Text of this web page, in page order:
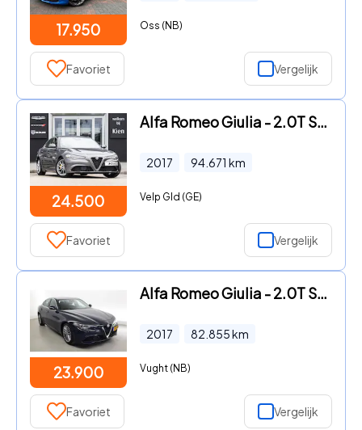
17.950 Oss (NB)
Favoriet Vergelijk
24.500
Alfa Romeo Giulia - 2.0T Super | Xenon | 18" Velgen | BTW Auto |
2017 94.671 km
Velp Gld (GE)
Favoriet Vergelijk
23.900
Alfa Romeo Giulia - 2.0T Super-1e EIG-Uniek-82dKM │200 pk│Volledig dealer onderh
2017 82.855km
Vught (NB)
Favoriet Vergelijk